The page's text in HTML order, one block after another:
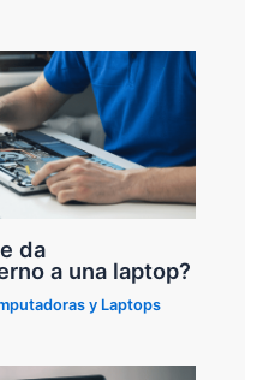
da
a una laptop?
y Laptops